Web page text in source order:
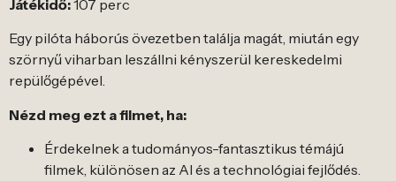
Játékidő:107 perc
Egy pilóta háborús övezetben találja magát, miután egy
szörnyű viharban leszállni kényszerül kereskedelmi
repülőgépével.
Nézd meg ezt a filmet, ha:
Érdekelnek a tudományos-fantasztikus témájú
filmek, különösen az AI és a technológiai fejlődés.